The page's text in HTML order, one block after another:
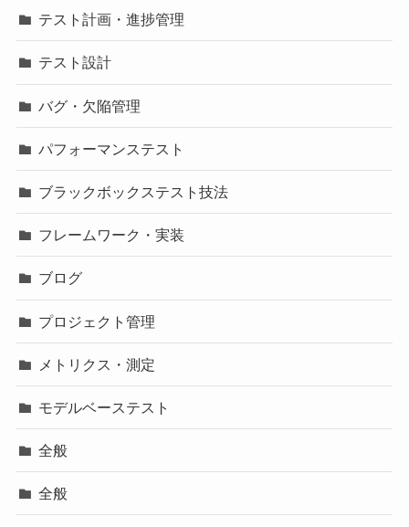
テスト計画・進捗管理
テスト設計
バグ・欠陥管理
パフォーマンステスト
ブラックボックステスト技法
フレームワーク・実装
ブログ
プロジェクト管理
メトリクス・測定
モデルベーステスト
全般
全般